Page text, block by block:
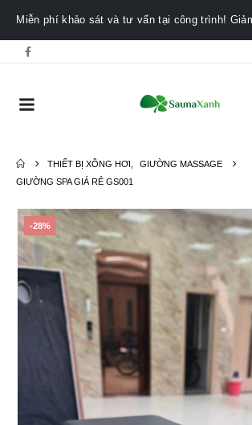
Miễn phí khảo sát và tư vấn tại công trình!
THIẾT BỊ XÔNG HƠI
GIƯỜNG MASSAGE
GIƯỜNG SPA GIÁ RẺ GS001
-28%